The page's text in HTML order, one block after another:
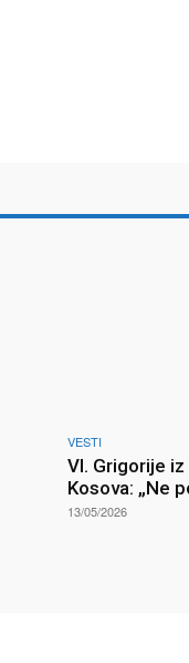
VESTI
Vl. Grigorije
Kosova: „Ne
13/05/2026